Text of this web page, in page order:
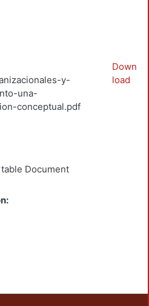
y-
una-
conceptual.pdf
Document
Down
load